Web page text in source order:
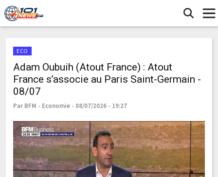
ECO
Adam Oubuih (Atout France) : Atout
France s’associe au Paris Saint-Germain -
08/07
Par BFM - Economie - 08/07/2026 - 19:27